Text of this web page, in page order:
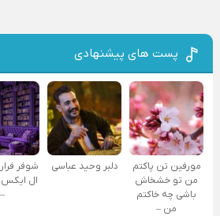
پست های پیشنهادی
مورفین تن پاکتم
من تو خشخاش
باشی چه خاکتم
من –
دلبر وحید عباسی
شوفر
ال
–